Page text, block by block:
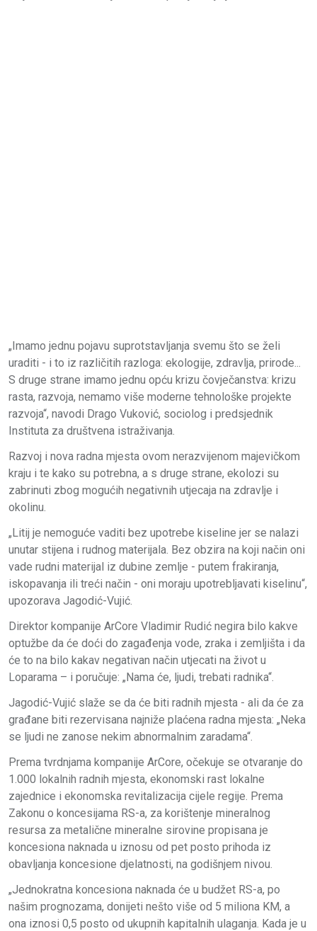
„Imamo jednu pojavu suprotstavljanja svemu što se želi
uraditi - i to iz različitih razloga: ekologije, zdravlja, prirode...
S druge strane imamo jednu opću krizu čovječanstva: krizu
rasta, razvoja, nemamo više moderne tehnološke projekte
razvoja“, navodi Drago Vuković, sociolog i predsjednik
Instituta za društvena istraživanja.
Razvoj i nova radna mjesta ovom nerazvijenom majevičkom
kraju i te kako su potrebna, a s druge strane, ekolozi su
zabrinuti zbog mogućih negativnih utjecaja na zdravlje i
okolinu.
„Litij je nemoguće vaditi bez upotrebe kiseline jer se nalazi
unutar stijena i rudnog materijala. Bez obzira na koji način oni
vade rudni materijal iz dubine zemlje - putem frakiranja,
iskopavanja ili treći način - oni moraju upotrebljavati kiselinu“,
upozorava Jagodić-Vujić.
Direktor kompanije ArCore Vladimir Rudić negira bilo kakve
optužbe da će doći do zagađenja vode, zraka i zemljišta i da
će to na bilo kakav negativan način utjecati na život u
Loparama – i poručuje: „Nama će, ljudi, trebati radnika“.
Jagodić-Vujić slaže se da će biti radnih mjesta - ali da će za
građane biti rezervisana najniže plaćena radna mjesta: „Neka
se ljudi ne zanose nekim abnormalnim zaradama“.
Prema tvrdnjama kompanije ArCore, očekuje se otvaranje do
1.000 lokalnih radnih mjesta, ekonomski rast lokalne
zajednice i ekonomska revitalizacija cijele regije. Prema
Zakonu o koncesijama RS-a, za korištenje mineralnog
resursa za metalične mineralne sirovine propisana je
koncesiona naknada u iznosu od pet posto prihoda iz
obavljanja koncesione djelatnosti, na godišnjem nivou.
„Jednokratna koncesiona naknada će u budžet RS-a, po
našim prognozama, donijeti nešto više od 5 miliona KM, a
ona iznosi 0,5 posto od ukupnih kapitalnih ulaganja. Kada je u